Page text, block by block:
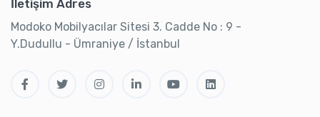
İletişim Adres
Modoko Mobilyacılar Sitesi 3. Cadde No : 9 -
Y.Dudullu - Ümraniye / İstanbul